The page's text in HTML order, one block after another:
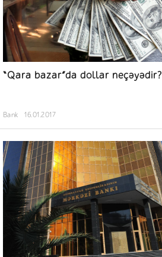
“Qara bazar”da dollar neçəyədir?
Bank 16.01.2017